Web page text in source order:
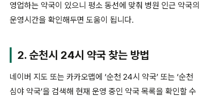
영업하는 약국이 있으니 평소 동선에 맞춰 병원 인근 약국의
운영시간을 확인해두면 도움이 됩니다.
2. 순천시 24시 약국 찾는 방법
네이버 지도 또는 카카오맵에 ‘순천 24시 약국’ 또는 ‘순천
심야 약국’을 검색해 현재 운영 중인 약국 목록을 확인할 수